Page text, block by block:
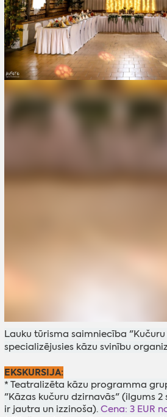
Lauku tūrisma saimniecība
specializējusies kāzu svinību
EKSKURSIJA:
* Teatralizēta kāzu programma
"Kāzas kučuru dzirnavās" (ilgums
ir jautra un izzinoša). Cena: 3 EUR